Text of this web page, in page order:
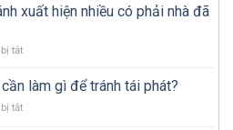
hiện
gỗ
nhà:
tự
xuất hiện nhiều có phải nhà đã
tắtở
mưa
cánh
làm gì để tránh tái phát?
tắtở